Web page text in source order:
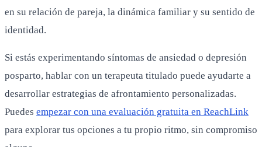
en su relación de pareja, la dinámica familiar y su sentido de
identidad.
Si estás experimentando síntomas de ansiedad o depresión
posparto, hablar con un terapeuta titulado puede ayudarte a
desarrollar estrategias de afrontamiento personalizadas.
Puedes empezar con una evaluación gratuita en ReachLink
para explorar tus opciones a tu propio ritmo, sin compromiso